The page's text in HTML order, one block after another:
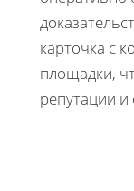
карточка с
площадки,
репутации